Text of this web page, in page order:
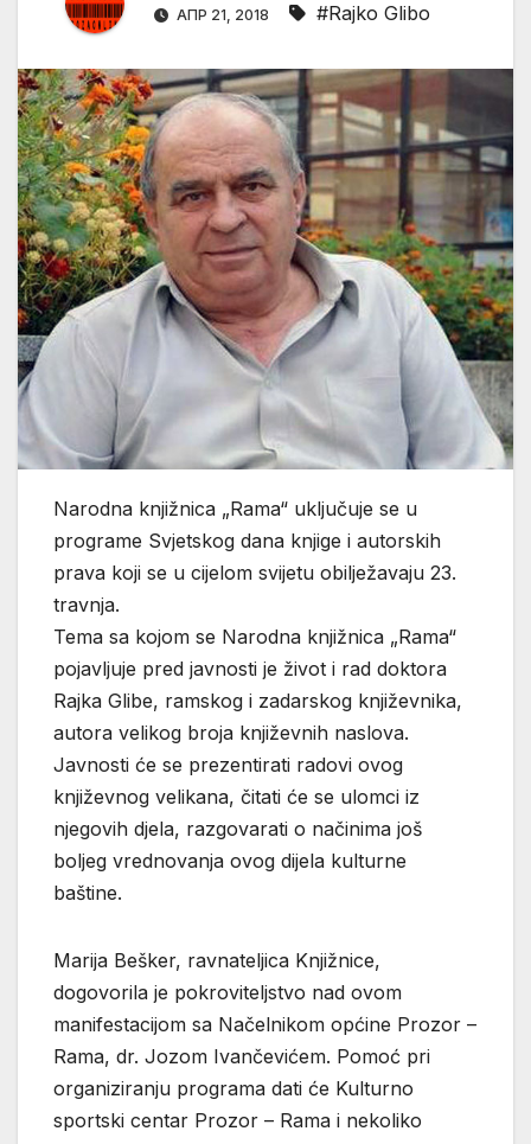
АПР 21, 2018 #Rajko Glibo
Narodna knjižnica „Rama“ uključuje se u
programe Svjetskog dana knjige i autorskih
prava koji se u cijelom svijetu obilježavaju 23.
travnja.
Tema sa kojom se Narodna knjižnica „Rama“
pojavljuje pred javnosti je život i rad doktora
Rajka Glibe, ramskog i zadarskog književnika,
autora velikog broja književnih naslova.
Javnosti će se prezentirati radovi ovog
književnog velikana, čitati će se ulomci iz
njegovih djela, razgovarati o načinima još
boljeg vrednovanja ovog dijela kulturne
baštine.
Marija Bešker, ravnateljica Knjižnice,
dogovorila je pokroviteljstvo nad ovom
manifestacijom sa Načelnikom općine Prozor –
Rama, dr. Jozom Ivančevićem. Pomoć pri
organiziranju programa dati će Kulturno
sportski centar Prozor – Rama i nekoliko